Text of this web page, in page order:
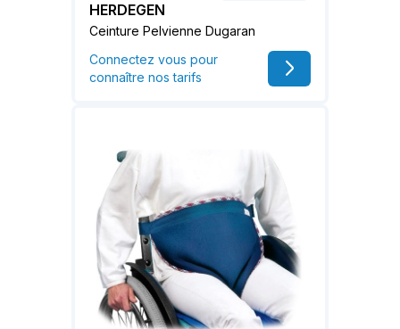
HERDEGEN
Ceinture Pelvienne Dugaran
Connectez vous pour
connaître nos tarifs